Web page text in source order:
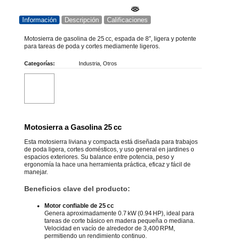
Información Descripción Calificaciones
Motosierra de gasolina de 25 cc, espada de 8″, ligera y potente
para tareas de poda y cortes mediamente ligeros.
Categorías: Industria Otros
Motosierra a Gasolina 25 cc
Esta motosierra liviana y compacta está diseñada para trabajos
de poda ligera, cortes domésticos, y uso general en jardines o
espacios exteriores. Su balance entre potencia, peso y
ergonomía la hace una herramienta práctica, eficaz y fácil de
manejar.
Beneficios clave del producto:
Motor confiable de 25 cc
Genera aproximadamente 0.7 kW (0.94 HP), ideal para
tareas de corte básico en madera pequeña o mediana.
Velocidad en vacío de alrededor de 3,400 RPM,
permitiendo un rendimiento continuo.